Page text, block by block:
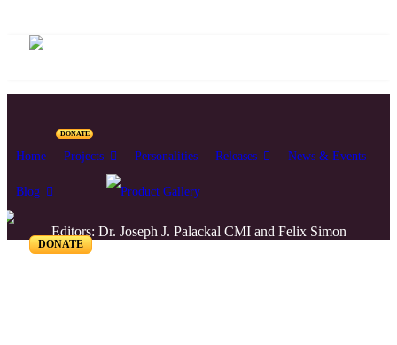
DONATE
Home Projects Personalities Releases News & Events
Blog
DONATE
Editors: Dr. Joseph J. Palackal CMI and Felix Simon